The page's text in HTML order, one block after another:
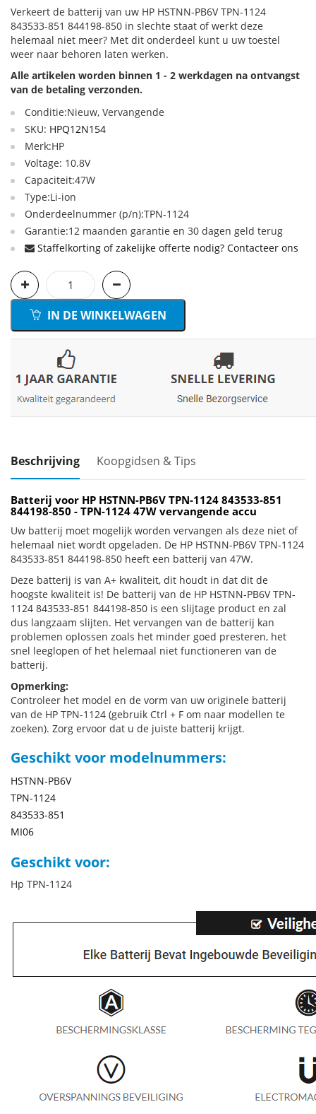
Verkeert de batterij van uw HP HSTNN-PB6V TPN-1124
843533-851 844198-850 in slechte staat of werkt deze
helemaal niet meer? Met dit onderdeel kunt u uw toestel
weer naar behoren laten werken.
Alle artikelen worden binnen 1 - 2 werkdagen na ontvangst
van de betaling verzonden.
Conditie:Nieuw, Vervangende
SKU: HPQ12N154
Merk:HP
Voltage: 10.8V
Capaciteit:47W
Type:Li-ion
Onderdeelnummer (p/n):TPN-1124
Garantie:12 maanden garantie en 30 dagen geld terug
Staffelkorting of zakelijke offerte nodig? Contacteer ons
IN DE WINKELWAGEN
Beschrijving Koopgidsen & Tips
Batterij voor HP HSTNN-PB6V TPN-1124 843533-851
844198-850 - TPN-1124 47W vervangende accu
Uw batterij moet mogelijk worden vervangen als deze niet of
helemaal niet wordt opgeladen. De HP HSTNN-PB6V TPN-1124
843533-851 844198-850 heeft een batterij van 47W.
Deze batterij is van A+ kwaliteit, dit houdt in dat dit de
hoogste kwaliteit is! De batterij van de HP HSTNN-PB6V TPN-
1124 843533-851 844198-850 is een slijtage product en zal
dus langzaam slijten. Het vervangen van de batterij kan
problemen oplossen zoals het minder goed presteren, het
snel leeglopen of het helemaal niet functioneren van de
batterij.
Opmerking:
Controleer het model en de vorm van uw originele batterij
van de HP TPN-1124 (gebruik Ctrl + F om naar modellen te
zoeken). Zorg ervoor dat u de juiste batterij krijgt.
Geschikt voor modelnummers:
HSTNN-PB6V
TPN-1124
843533-851
MI06
Geschikt voor:
Hp TPN-1124